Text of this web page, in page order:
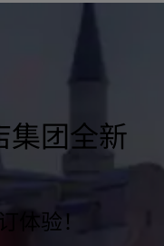
集团全新
体验！